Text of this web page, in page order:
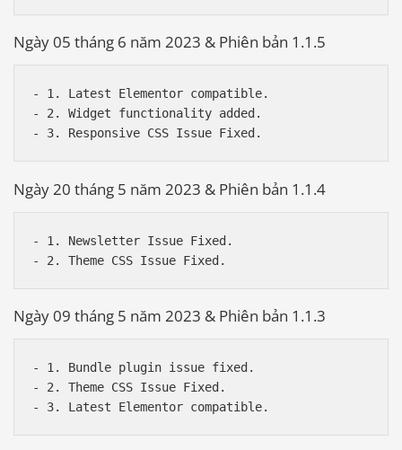
Ngày 05 tháng 6 năm 2023 & Phiên bản 1.1.5
- 1. Latest Elementor compatible.
- 2. Widget functionality added.
Ngày 20 tháng 5 năm 2023 & Phiên bản 1.1.4
- 1. Newsletter Issue Fixed.
Ngày 09 tháng 5 năm 2023 & Phiên bản 1.1.3
- 1. Bundle plugin issue fixed.
- 2. Theme CSS Issue Fixed.